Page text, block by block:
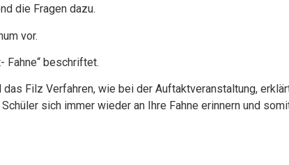
die Fragen dazu.
vor.
Fahne“ beschriftet.
Filz Verfahren, wie bei der Auftaktveranstaltung,
sich immer wieder an Ihre Fahne erinnern und